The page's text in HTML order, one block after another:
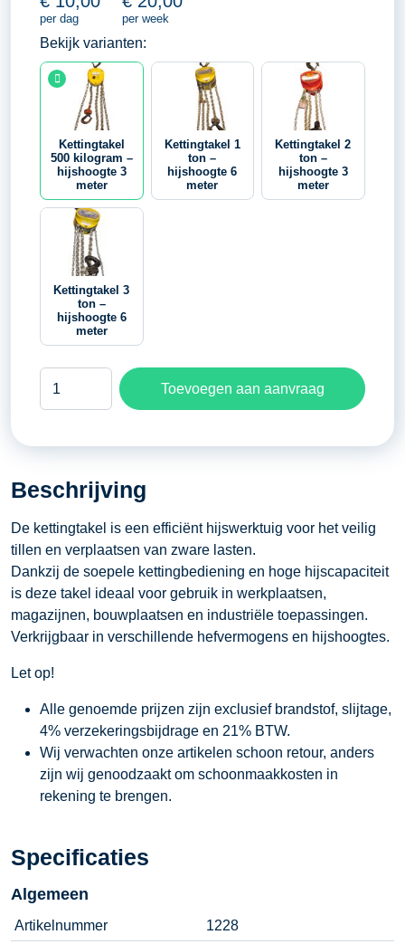
per dag per week
Bekijk varianten:
Kettingtakel
500 kilogram –
hijshoogte 3
meter
Kettingtakel 1
ton –
hijshoogte 6
meter
Kettingtakel 2
ton –
hijshoogte 3
meter
Kettingtakel 3
ton –
hijshoogte 6
meter
-
3
aantal
Toevoegen aan aanvraag
Beschrijving
De kettingtakel is een efficiënt hijswerktuig voor het veilig
tillen en verplaatsen van zware lasten.
Dankzij de soepele kettingbediening en hoge hijscapaciteit
is deze takel ideaal voor gebruik in werkplaatsen,
magazijnen, bouwplaatsen en industriële toepassingen.
Verkrijgbaar in verschillende hefvermogens en hijshoogtes.
Let op!
Alle genoemde prijzen zijn exclusief brandstof, slijtage,
4% verzekeringsbijdrage en 21% BTW.
Wij verwachten onze artikelen schoon retour, anders
zijn wij genoodzaakt om schoonmaakkosten in
rekening te brengen.
Specificaties
Algemeen
Artikelnummer 1228